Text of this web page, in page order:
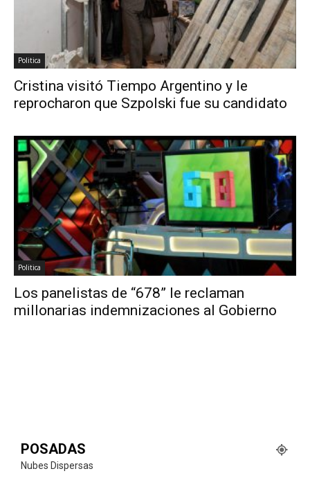
Politica
Cristina visitó Tiempo Argentino y le
reprocharon que Szpolski fue su candidato
Politica
Los panelistas de “678” le reclaman
millonarias indemnizaciones al Gobierno
POSADAS
Nubes Dispersas